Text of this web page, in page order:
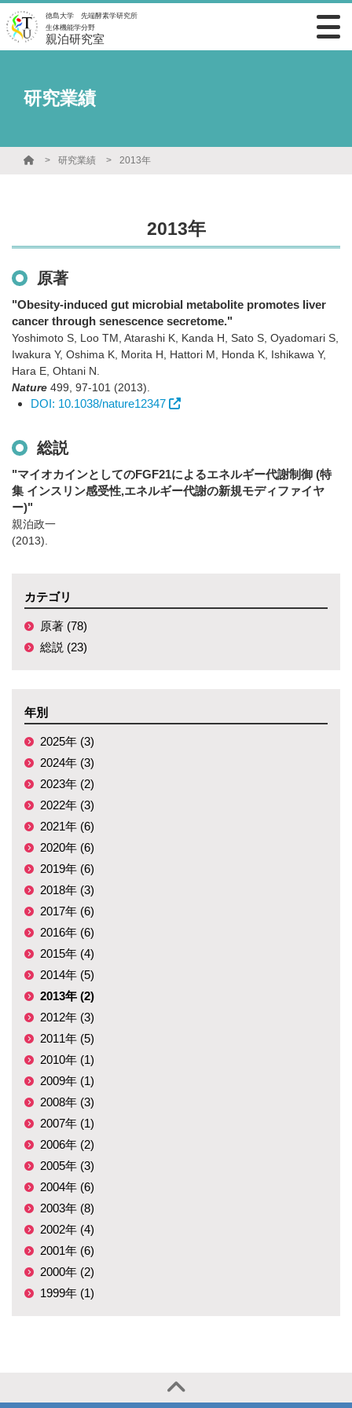
徳島大学 先端酵素学研究所
生体機能学分野
親泊研究室
研究業績
研究業績 2013年
2013年
原著
"Obesity-induced gut microbial metabolite promotes liver
cancer through senescence secretome."
Yoshimoto S, Loo TM, Atarashi K, Kanda H, Sato S, Oyadomari S,
Iwakura Y, Oshima K, Morita H, Hattori M, Honda K, Ishikawa Y,
Hara E, Ohtani N.
Nature 499 97-101 (2013)
DOI: 10.1038/nature12347
総説
"マイオカインとしてのFGF21によるエネルギー代謝制御 (特
集 インスリン感受性,エネルギー代謝の新規モディファイヤ
ー)"
親泊政一
(2013)
カテゴリ
原著 (78)
総説 (23)
年別
2025年 (3)
2024年 (3)
2023年 (2)
2022年 (3)
2021年 (6)
2020年 (6)
2019年 (6)
2018年 (3)
2017年 (6)
2016年 (6)
2015年 (4)
2014年 (5)
2013年 (2)
2012年 (3)
2011年 (5)
2010年 (1)
2009年 (1)
2008年 (3)
2007年 (1)
2006年 (2)
2005年 (3)
2004年 (6)
2003年 (8)
2002年 (4)
2001年 (6)
2000年 (2)
1999年 (1)